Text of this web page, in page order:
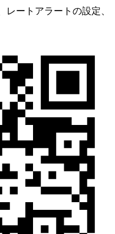
ートアラートの設定、